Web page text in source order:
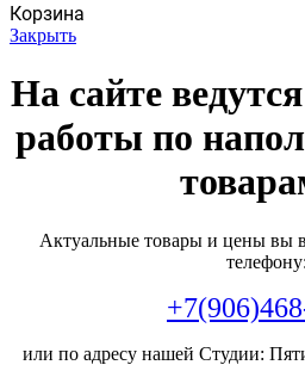
Корзина
Закрыть
На сайте
работы по
Актуальные товары и цены вы
телефону:
или по адресу нашей Студии: